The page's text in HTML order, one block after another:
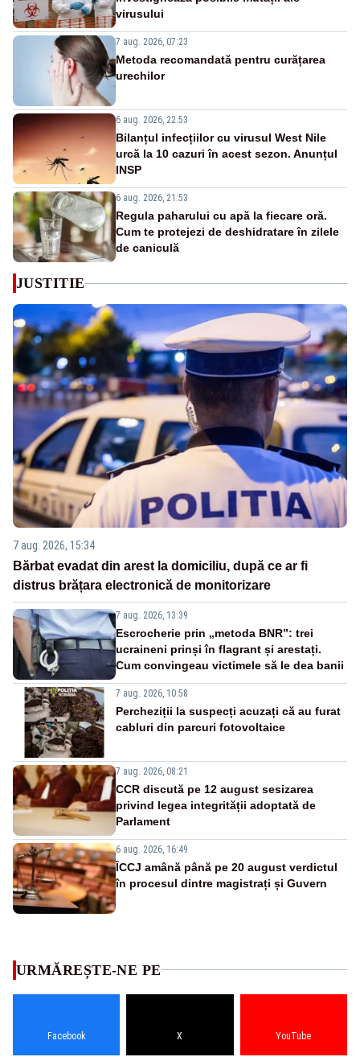
virusului
7 aug. 2026, 07:23
Metoda recomandată pentru curățarea
urechilor
6 aug. 2026, 22:53
Bilanțul infecțiilor cu virusul West Nile
urcă la 10 cazuri în acest sezon. Anunțul
INSP
6 aug. 2026, 21:53
Regula paharului cu apă la fiecare oră.
Cum te protejezi de deshidratare în zilele
de caniculă
JUSTITIE
7 aug. 2026, 15:34
Bărbat evadat din arest la domiciliu, după ce ar fi
distrus brățara electronică de monitorizare
7 aug. 2026, 13:39
Escrocherie prin „metoda BNR”: trei
ucraineni prinși în flagrant și arestați.
Cum convingeau victimele să le dea banii
7 aug. 2026, 10:58
Percheziții la suspecți acuzați că au furat
cabluri din parcuri fotovoltaice
7 aug. 2026, 08:21
CCR discută pe 12 august sesizarea
privind legea integrității adoptată de
Parlament
6 aug. 2026, 16:49
ÎCCJ amână până pe 20 august verdictul
în procesul dintre magistrați și Guvern
URMĂREȘTE-NE PE
Facebook X YouTube